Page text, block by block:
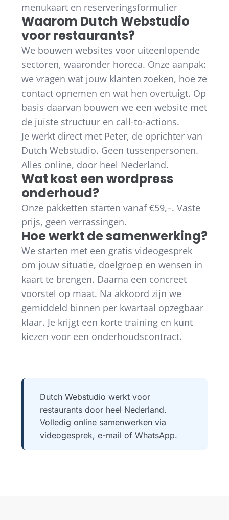
menukaart en reserveringsformulier
Waarom Dutch Webstudio
voor restaurants?
We bouwen websites voor uiteenlopende
sectoren, waaronder horeca. Onze aanpak:
we vragen wat jouw klanten zoeken, hoe ze
contact opnemen en wat hen overtuigt. Op
basis daarvan bouwen we een website met
de juiste structuur en call-to-actions.
Je werkt direct met Peter, de oprichter van
Dutch Webstudio. Geen tussenpersonen.
Alles online, door heel Nederland.
Wat kost een wordpress
onderhoud?
Onze pakketten starten vanaf €59,–. Vaste
prijs, geen verrassingen.
Hoe werkt de samenwerking?
We starten met een gratis videogesprek
om jouw situatie, doelgroep en wensen in
kaart te brengen. Daarna een concreet
voorstel op maat. Na akkoord zijn we
gemiddeld binnen per kwartaal opzegbaar
klaar. Je krijgt een korte training en kunt
kiezen voor een onderhoudscontract.
Dutch Webstudio werkt voor
restaurants door heel Nederland.
Volledig online samenwerken via
videogesprek, e-mail of WhatsApp.